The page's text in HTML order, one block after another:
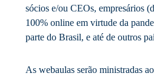
sócios e/ou CEOs, empresários
100% online em virtude da
parte do Brasil, e até de outros
As webaulas serão ministradas